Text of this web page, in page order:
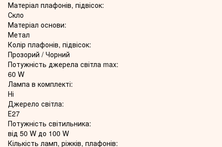
Матеріал плафонів, підвісок:
Скло
Матеріал основи:
Метал
Колір плафонів, підвісок:
Прозорий / Чорний
Потужність джерела світла max:
60 W
Лампа в комплекті:
Ні
Джерело світла:
Е27
Потужність світильника:
від 50 W до 100 W
Кількість ламп, ріжків, плафонів: